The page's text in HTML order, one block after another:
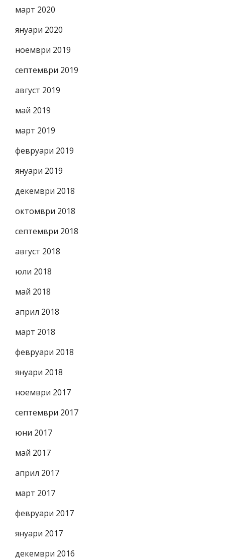
март 2020
януари 2020
ноември 2019
септември 2019
август 2019
май 2019
март 2019
февруари 2019
януари 2019
декември 2018
октомври 2018
септември 2018
август 2018
юли 2018
май 2018
април 2018
март 2018
февруари 2018
януари 2018
ноември 2017
септември 2017
юни 2017
май 2017
април 2017
март 2017
февруари 2017
януари 2017
декември 2016